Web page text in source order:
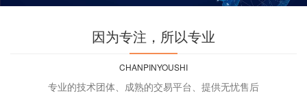
视频和字幕合成
导出
因为专注，所以专业
CHANPINYOUSHI
专业的技术团体、成熟的交易平台、提供无忧售后